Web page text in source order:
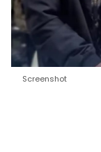
Screenshot